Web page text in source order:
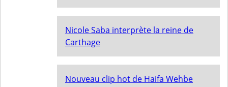
Nicole Saba interprète la reine de
Carthage
Nouveau clip hot de Haifa Wehbe